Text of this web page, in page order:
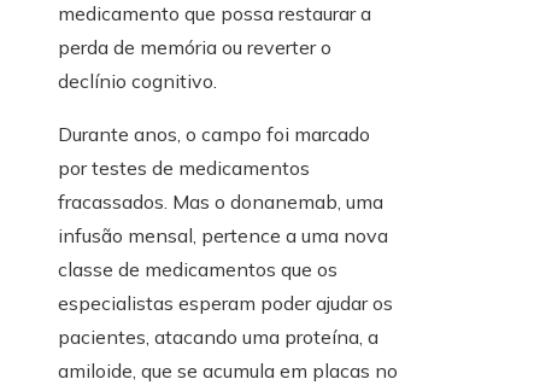
medicamento que possa restaurar a
perda de memória ou reverter o
declínio cognitivo.
Durante anos, o campo foi marcado
por testes de medicamentos
fracassados. Mas o donanemab, uma
infusão mensal, pertence a uma nova
classe de medicamentos que os
especialistas esperam poder ajudar os
pacientes, atacando uma proteína, a
amiloide, que se acumula em placas no